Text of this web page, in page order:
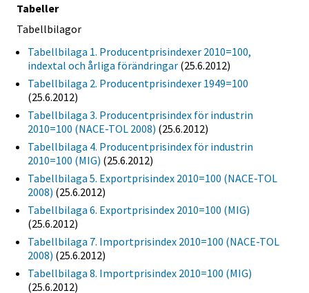
Tabeller
Tabellbilagor
Tabellbilaga 1. Producentprisindexer 2010=100,
indextal och årliga förändringar (25.6.2012)
Tabellbilaga 2. Producentprisindexer 1949=100
(25.6.2012)
Tabellbilaga 3. Producentprisindex för industrin
2010=100 (NACE-TOL 2008) (25.6.2012)
Tabellbilaga 4. Producentprisindex för industrin
2010=100 (MIG) (25.6.2012)
Tabellbilaga 5. Exportprisindex 2010=100 (NACE-TOL
2008) (25.6.2012)
Tabellbilaga 6. Exportprisindex 2010=100 (MIG)
(25.6.2012)
Tabellbilaga 7. Importprisindex 2010=100 (NACE-TOL
2008) (25.6.2012)
Tabellbilaga 8. Importprisindex 2010=100 (MIG)
(25.6.2012)